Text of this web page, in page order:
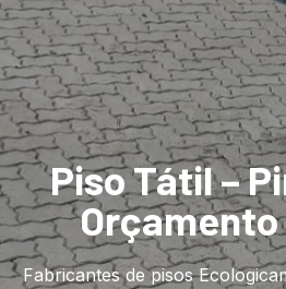
Piso Tátil –
Orçamento
Fabricantes de pisos